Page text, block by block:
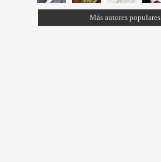
Más autores populares